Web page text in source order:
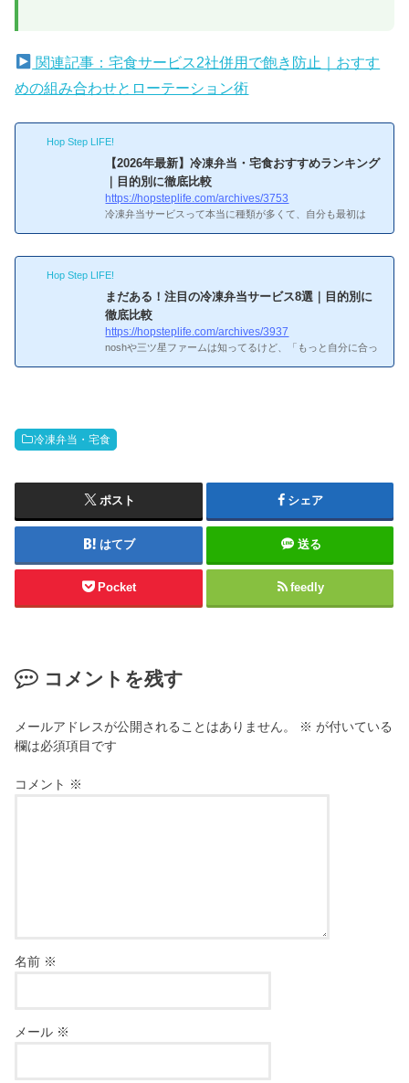
関連記事：宅食サービス2社併用で飽き防止｜おすす
めの組み合わせとローテーション術
Hop Step LIFE!
【2026年最新】冷凍弁当・宅食おすすめランキング
｜目的別に徹底比較
https://hopsteplife.com/archives/3753
冷凍弁当サービスって本当に種類が多くて、自分も最初は
経験をもとに、目的別のおすすめランキングと選び方をまと
めた総合ガイドを作りました。サービスによって味・価格・
栄養バランス・配送の仕組みがまったく違うので、自分に合
ったものを見つけるのが意外と大変なんですよね。この記事
を読めば全体像がつかめるはずです。
と冷凍弁当・宅食を選ぶときの3つの判断基準目的別（味・
コスパ・...
Hop Step LIFE!
まだある！注目の冷凍弁当サービス8選｜目的別に
徹底比較
https://hopsteplife.com/archives/3937
noshや三ツ星ファームは知ってるけど、「もっと自分に合っ
で分かること：
冷凍弁当・宅食
ポスト シェア
はてブ 送る
Pocket feedly
コメントを残す
メールアドレスが公開されることはありません。 ※ が付いている
欄は必須項目です
コメント ※
名前 ※
メール ※